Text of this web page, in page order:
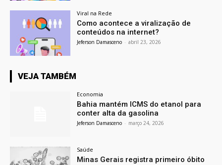
Viral na Rede
Como acontece a viralização de
conteúdos na internet?
Jeferson Damasceno - abril 23, 2026
VEJA TAMBÉM
Economia
Bahia mantém ICMS do etanol para
conter alta da gasolina
Jeferson Damasceno - março 24, 2026
Saúde
Minas Gerais registra primeiro óbito